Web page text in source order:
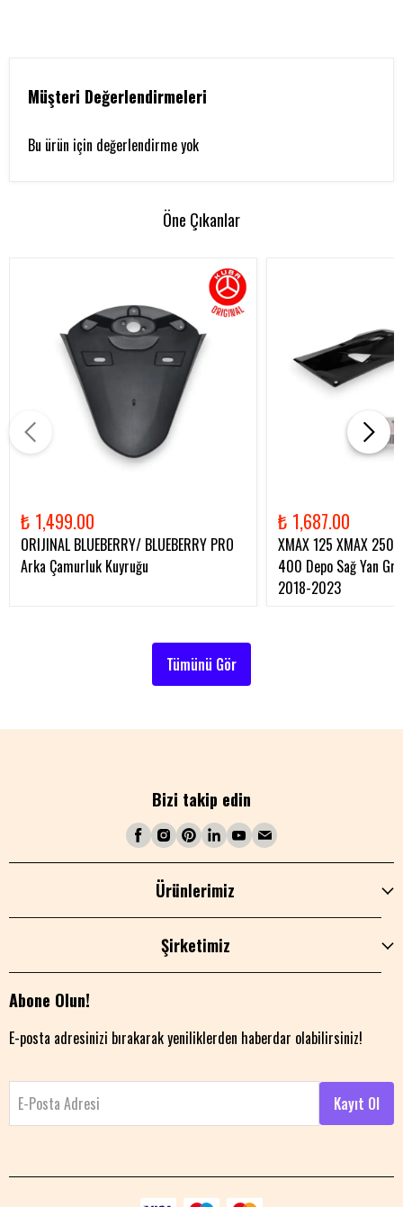
Müşteri Değerlendirmeleri
Bu ürün için değerlendirme yok
Öne Çıkanlar
₺ 1,499.00
ORIJINAL BLUEBERRY/ BLUEBERRY PRO
Arka Çamurluk Kuyruğu
₺ 1,687.00
XMAX 125 XMAX 250
400 Depo Sağ Yan
2018-2023
Tümünü Gör
Bizi takip edin
Ürünlerimiz
Şirketimiz
Abone Olun!
E-posta adresinizi bırakarak yeniliklerden haberdar olabilirsiniz!
E-Posta Adresi Kayıt Ol